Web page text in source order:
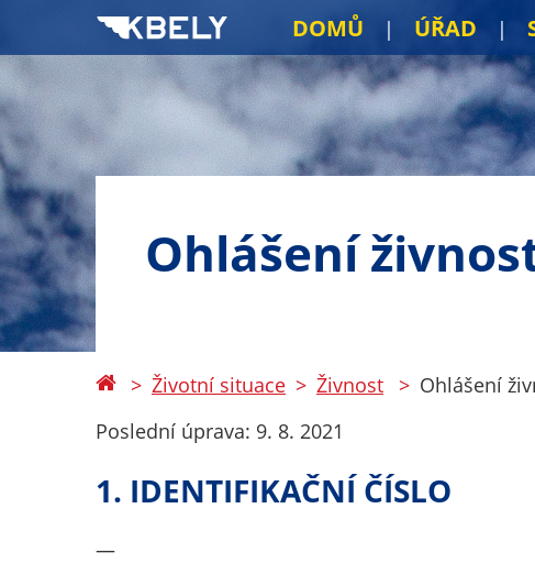
DOMŮ ÚŘAD
Ohlášení
Životní situace Živnost
Ohlášení
Poslední úprava: 9. 8. 2021
1. IDENTIFIKAČNÍ ČÍSLO
—